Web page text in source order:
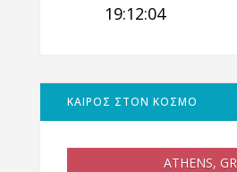
19:12:05
ΚΑΙΡΟΣ ΣΤΟΝ ΚΟΣΜΟ
ATHENS, GR